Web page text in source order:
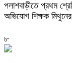
পলাশবাড়ীতে প্রথম
অভিযোগ শিক্ষক
৮